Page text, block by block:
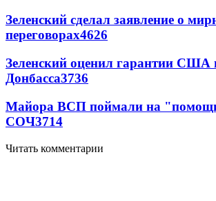
Зеленский сделал заявление о
переговорах4626
Зеленский оценил гарантии США
Донбасса3736
Майора ВСП поймали на
СОЧ3714
Читать комментарии